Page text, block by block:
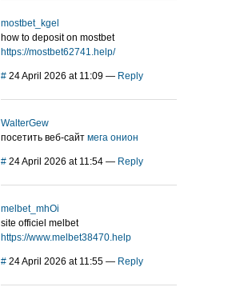
mostbet_kgel
how to deposit on mostbet
https://mostbet62741.help/
# 24 April 2026 at 11:09 — Reply
WalterGew
посетить веб-сайт мега онион
# 24 April 2026 at 11:54 — Reply
melbet_mhOi
site officiel melbet
https://www.melbet38470.help
# 24 April 2026 at 11:55 — Reply